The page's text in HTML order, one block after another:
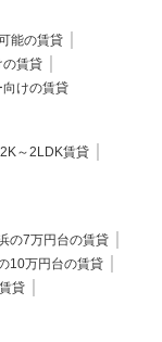
能の賃貸
の賃貸
けの賃貸
～2LDK賃貸
の7万円台の賃貸
10万円台の賃貸
貸